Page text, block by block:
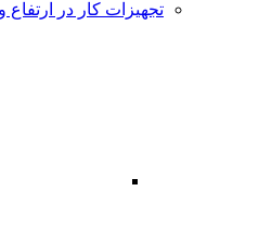
تجهیزات کار در ارتفاع